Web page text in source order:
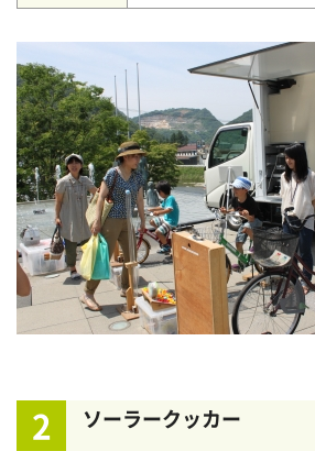
2 ソーラークッカー